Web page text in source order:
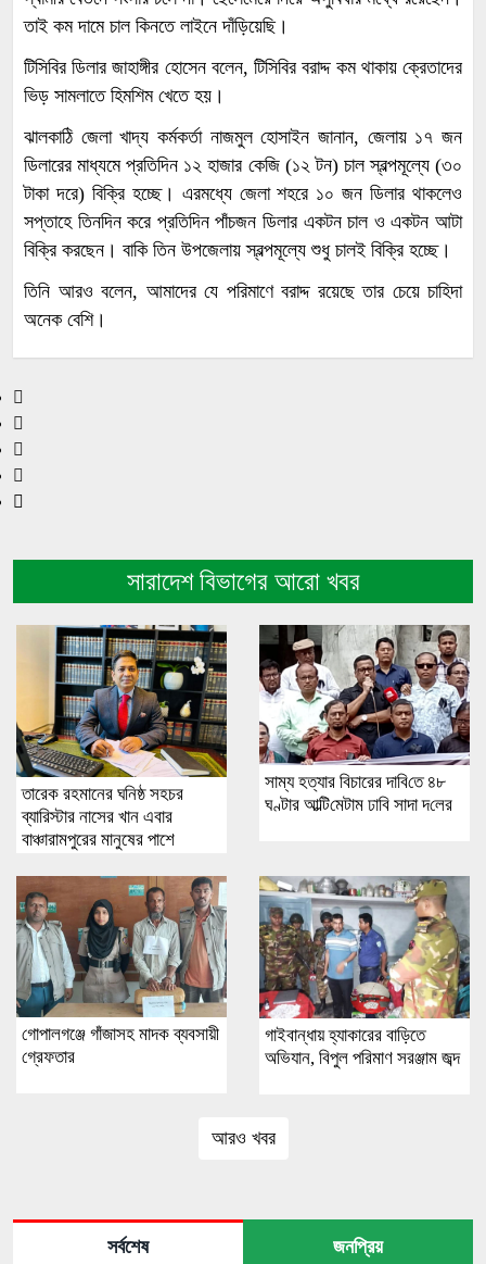
তাই কম দামে চাল কিনতে লাইনে দাঁড়িয়েছি।
টিসিবির ডিলার জাহাঙ্গীর হোসেন বলেন, টিসিবির বরাদ্দ কম থাকায় ক্রেতাদের
ভিড় সামলাতে হিমশিম খেতে হয়।
ঝালকাঠি জেলা খাদ্য কর্মকর্তা নাজমুল হোসাইন জানান, জেলায় ১৭ জন
ডিলারের মাধ্যমে প্রতিদিন ১২ হাজার কেজি (১২ টন) চাল স্বল্পমূল্যে (৩০
টাকা দরে) বিক্রি হচ্ছে। এরমধ্যে জেলা শহরে ১০ জন ডিলার থাকলেও
সপ্তাহে তিনদিন করে প্রতিদিন পাঁচজন ডিলার একটন চাল ও একটন আটা
বিক্রি করছেন। বাকি তিন উপজেলায় স্বল্পমূল্যে শুধু চালই বিক্রি হচ্ছে।
তিনি আরও বলেন, আমাদের যে পরিমাণে বরাদ্দ রয়েছে তার চেয়ে চাহিদা
অনেক বেশি।
সারাদেশ বিভাগের আরো খবর
তারেক রহমানের ঘনিষ্ঠ সহচর
ব্যারিস্টার নাসের খান এবার
বাঞ্চারামপুরের মানুষের পাশে
সাম্য হত্যার বিচারের দা‌বি‌তে ৪৮
ঘণ্টার আ‌ল্টি‌মেটাম ঢাবি সাদা দ‌লের
গোপালগঞ্জে গাঁজাসহ মাদক ব্যবসায়ী
গ্রেফতার
গাইবান্ধায় হ্যাকারের বাড়িতে
অভিযান, বিপুল পরিমাণ সরঞ্জাম জব্দ
আরও খবর
সর্বশেষ জনপ্রিয়